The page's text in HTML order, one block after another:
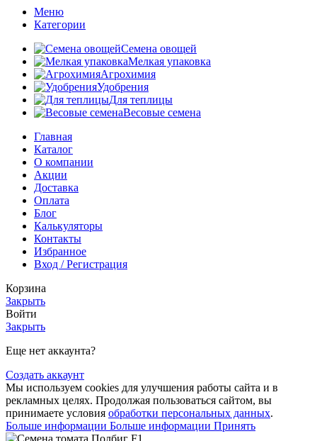
Меню
Категории
Семена овощей
Мелкая упаковка
Агрохимия
Удобрения
Для теплицы
Весовые семена
Главная
Каталог
О компании
Акции
Доставка
Оплата
Блог
Калькуляторы
Контакты
Избранное
Вход / Регистрация
Корзина
Закрыть
Войти
Закрыть
Еще нет аккаунта?
Создать аккаунт
Мы используем cookies для улучшения работы сайта и в
рекламных целях. Продолжая пользоваться сайтом, вы
принимаете условия обработки персональных данных.
Больше информации Больше информации Принять